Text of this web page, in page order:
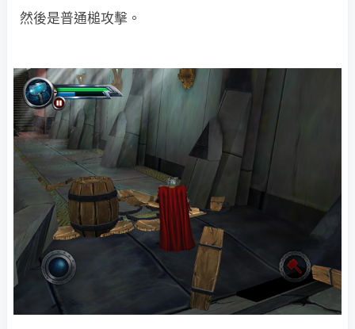
然後是普通槌攻擊。